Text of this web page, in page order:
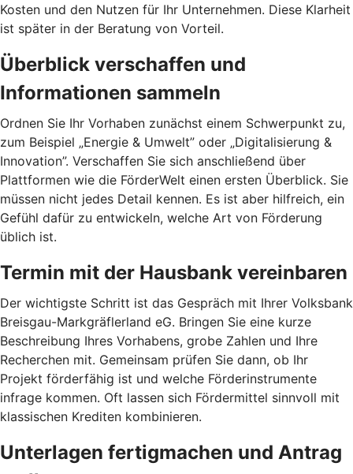
Kosten und den Nutzen für Ihr Unternehmen. Diese Klarheit
ist später in der Beratung von Vorteil.
Überblick verschaffen und
Informationen sammeln
Ordnen Sie Ihr Vorhaben zunächst einem Schwerpunkt zu,
zum Beispiel „Energie & Umwelt” oder „Digitalisierung &
Innovation”. Verschaffen Sie sich anschließend über
Plattformen wie die FörderWelt einen ersten Überblick. Sie
müssen nicht jedes Detail kennen. Es ist aber hilfreich, ein
Gefühl dafür zu entwickeln, welche Art von Förderung
üblich ist.
Termin mit der Hausbank vereinbaren
Der wichtigste Schritt ist das Gespräch mit Ihrer Volksbank
Breisgau-Markgräflerland eG. Bringen Sie eine kurze
Beschreibung Ihres Vorhabens, grobe Zahlen und Ihre
Recherchen mit. Gemeinsam prüfen Sie dann, ob Ihr
Projekt förderfähig ist und welche Förderinstrumente
infrage kommen. Oft lassen sich Fördermittel sinnvoll mit
klassischen Krediten kombinieren.
Unterlagen fertigmachen und Antrag